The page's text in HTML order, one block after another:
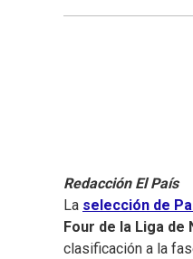
Redacción El País
La selección de
Four de la Liga de
clasificación a la